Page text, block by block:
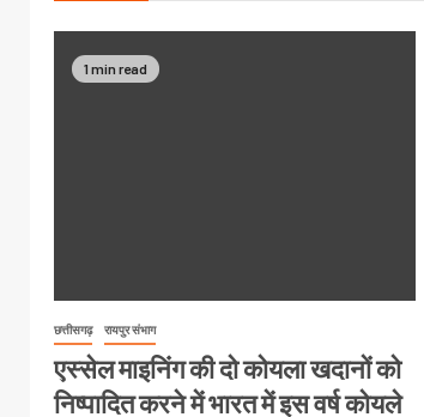
1 min read
छत्तीसगढ़ रायपुर संभाग
एस्सेल माइनिंग की दो कोयला खदानों को
निष्पादित करने में भारत में इस वर्ष कोयले